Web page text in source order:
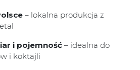
– lokalna produkcja z
i pojemność – idealna do
i koktajli